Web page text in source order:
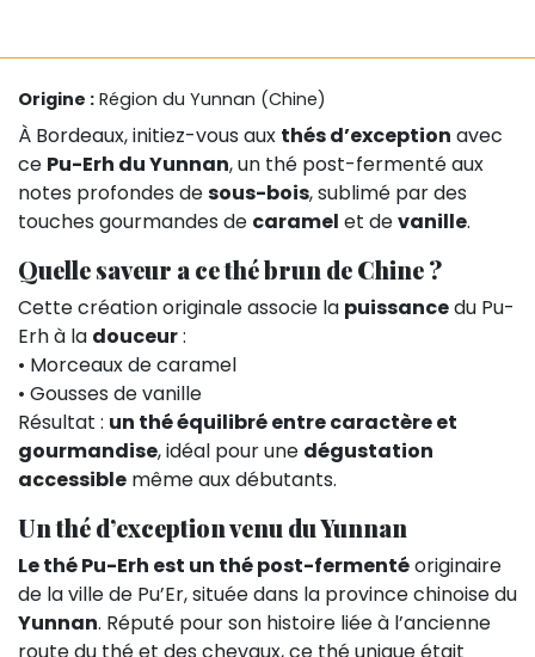
Origine : Région du Yunnan (Chine)
À Bordeaux, initiez-vous aux thés d’exception avec
ce Pu-Erh du Yunnan, un thé post-fermenté aux
notes profondes desous-bois, sublimé par des
touches gourmandes de caramel et devanille.
Quelle saveur a ce thé brun de Chine ?
Cette création originale associe la puissancedu Pu-
Erh à la douceur:
• Morceaux de caramel
• Gousses de vanille
Résultat : un thé équilibré entre caractère et
gourmandise, idéal pour une dégustation
accessible même aux débutants.
Un thé d’exception venu du Yunnan
Le thé Pu-Erh est un thé post-fermentéoriginaire
de la ville de Pu’Er, située dans la province chinoise du
Yunnan. Réputé pour son histoire liée à l’ancienne
route du thé et des chevaux, ce thé unique était